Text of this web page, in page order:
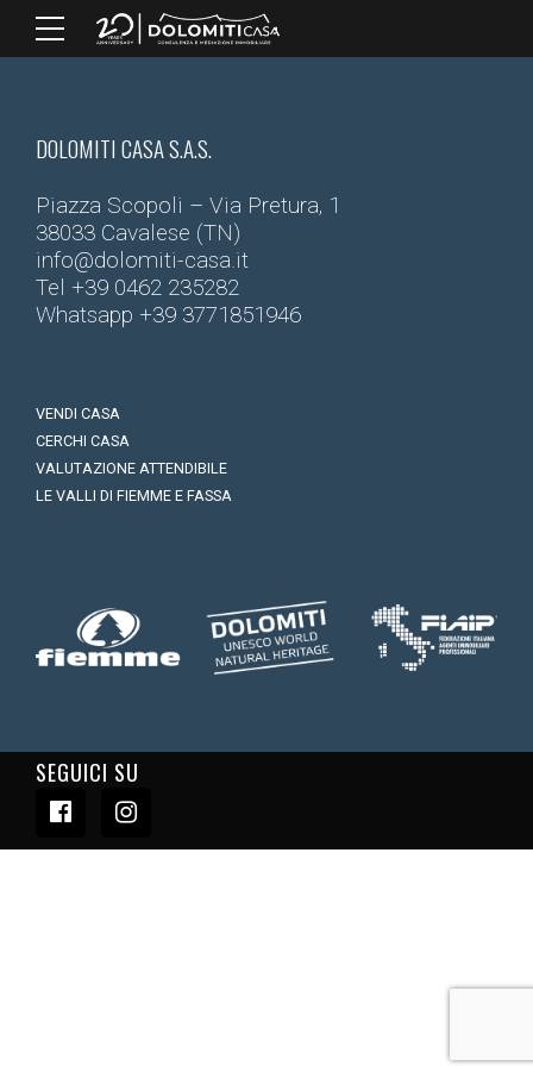
DOLOMITI CASA S.A.S.
Piazza Scopoli – Via Pretura, 1
38033 Cavalese (TN)
info@dolomiti-casa.it
Tel +39 0462 235282
Whatsapp +39 3771851946
VENDI CASA
CERCHI CASA
VALUTAZIONE ATTENDIBILE
LE VALLI DI FIEMME E FASSA
SEGUICI SU